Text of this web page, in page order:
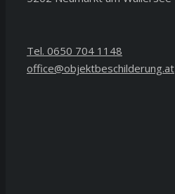
Tel. 0650 704 1148
office@objektbeschilderung.at